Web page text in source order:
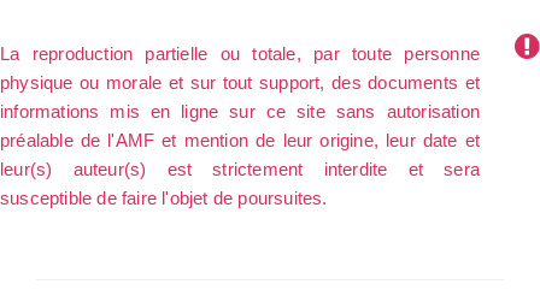
La reproduction partielle ou totale, par toute personne
physique ou morale et sur tout support, des documents et
informations mis en ligne sur ce site sans autorisation
préalable de l'AMF et mention de leur origine, leur date et
leur(s) auteur(s) est strictement interdite et sera
susceptible de faire l'objet de poursuites.